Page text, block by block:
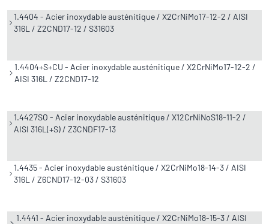
1.4404 - Acier inoxydable austénitique / X2CrNiMo17-12-2 / AISI
316L / Z2CND17-12 / S31603
1.4404+S+CU - Acier inoxydable austénitique / X2CrNiMo17-12-2 /
AISI 316L / Z2CND17-12
1.4427SO - Acier inoxydable austénitique / X12CrNiNoS18-11-2 /
AISI 316L(+S) / Z3CNDF17-13
1.4435 - Acier inoxydable austénitique / X2CrNiMo18-14-3 / AISI
316L / Z6CND17-12-03 / S31603
1.4441 - Acier inoxydable austénitique / X2CrNiMo18-15-3 / AISI